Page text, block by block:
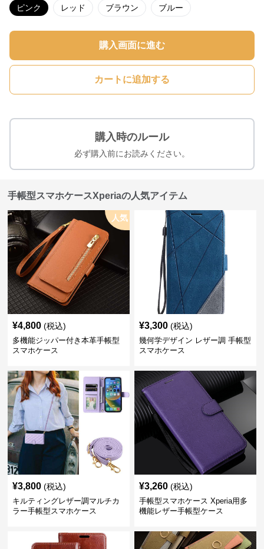
ピンク レッド ブラウン ブルー
購入画面に進む
カートに追加する
購入時のルール
必ず購入前にお読みください。
手帳型スマホケースXperiaの人気アイテム
人気
¥4,800 (税込)
多機能ジッパー付き本革手帳型
スマホケース
¥3,300 (税込)
幾何学デザイン レザー調 手帳型
スマホケース
¥3,800 (税込)
キルティングレザー調マルチカ
ラー手帳型スマホケース
¥3,260 (税込)
手帳型スマホケース Xperia用多
機能レザー手帳型ケース